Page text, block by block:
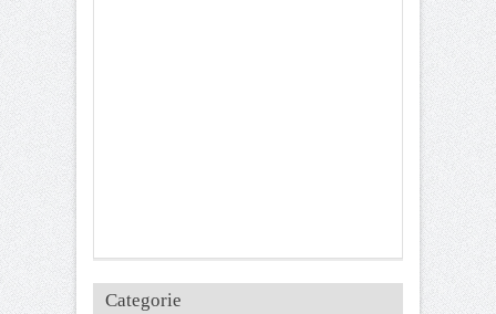
Categorie